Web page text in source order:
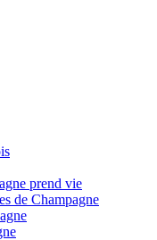
prend vie
de Champagne